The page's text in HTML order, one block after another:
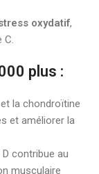
oxydatif,
C.
plus :
la chondroïtine
et améliorer la
contribue au
musculaire